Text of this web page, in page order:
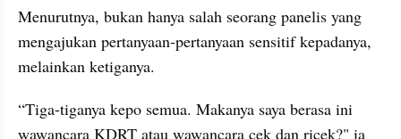
Menurutnya, bukan hanya salah seorang panelis yang
mengajukan pertanyaan-pertanyaan sensitif kepadanya,
melainkan ketiganya.
“Tiga-tiganya kepo semua. Makanya saya berasa ini
wawancara KDRT atau wawancara cek dan ricek?" ia